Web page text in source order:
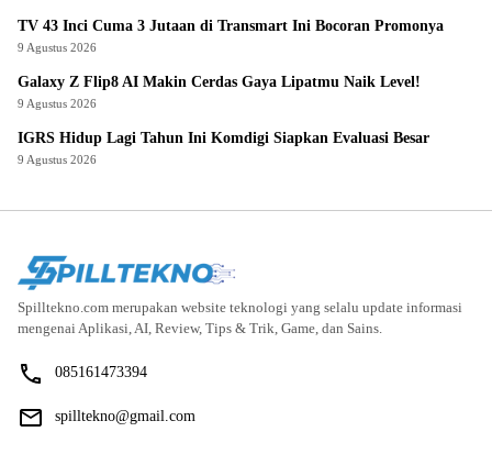
TV 43 Inci Cuma 3 Jutaan di Transmart Ini Bocoran Promonya
9 Agustus 2026
Galaxy Z Flip8 AI Makin Cerdas Gaya Lipatmu Naik Level!
9 Agustus 2026
IGRS Hidup Lagi Tahun Ini Komdigi Siapkan Evaluasi Besar
9 Agustus 2026
Spilltekno.com merupakan website teknologi yang selalu update informasi
mengenai Aplikasi, AI, Review, Tips & Trik, Game, dan Sains.
085161473394
spilltekno@gmail.com